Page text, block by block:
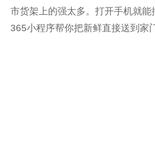
市货架上的强太多。打开手机就能
365小程序帮你把新鲜直接送到家